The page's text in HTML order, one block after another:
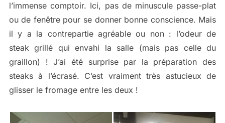
l’immense comptoir. Ici, pas de minuscule passe-plat
ou de fenêtre pour se donner bonne conscience. Mais
il y a la contrepartie agréable ou non : l’odeur de
steak grillé qui envahi la salle (mais pas celle du
graillon) ! J’ai été surprise par la préparation des
steaks à l’écrasé. C’est vraiment très astucieux de
glisser le fromage entre les deux !